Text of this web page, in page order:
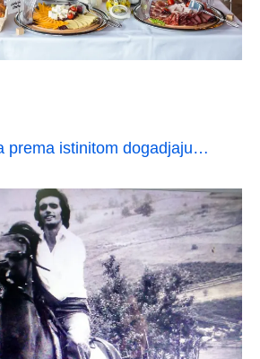
prema istinitom dogadjaju…